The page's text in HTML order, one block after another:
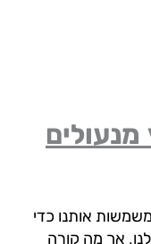
אותנו כדי
מה קורה